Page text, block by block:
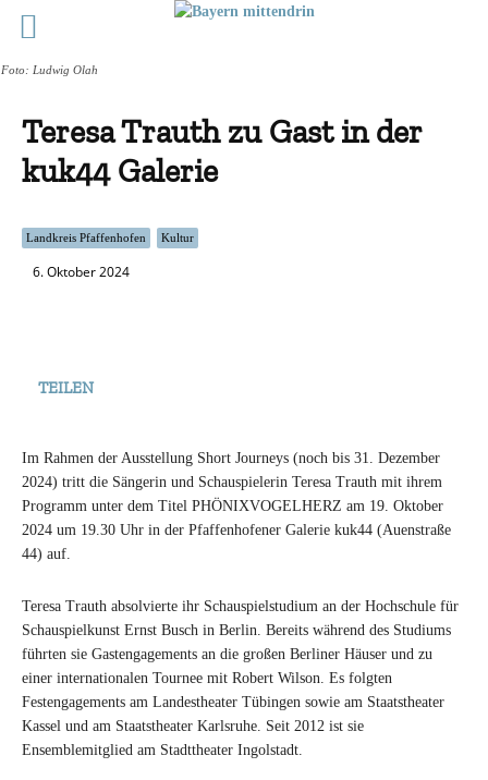
Teresa Trauth zu Gast in der
kuk44 Galerie
Landkreis Pfaffenhofen Kultur
6. Oktober 2024
Foto: Ludwig Olah
TEILEN
Im Rahmen der Ausstellung Short Journeys (noch bis 31. Dezember
2024) tritt die Sängerin und Schauspielerin Teresa Trauth mit ihrem
Programm unter dem Titel PHÖNIXVOGELHERZ am 19. Oktober
2024 um 19.30 Uhr in der Pfaffenhofener Galerie kuk44 (Auenstraße
44) auf.
Teresa Trauth absolvierte ihr Schauspielstudium an der Hochschule für
Schauspielkunst Ernst Busch in Berlin. Bereits während des Studiums
führten sie Gastengagements an die großen Berliner Häuser und zu
einer internationalen Tournee mit Robert Wilson. Es folgten
Festengagements am Landestheater Tübingen sowie am Staatstheater
Kassel und am Staatstheater Karlsruhe. Seit 2012 ist sie
Ensemblemitglied am Stadttheater Ingolstadt.